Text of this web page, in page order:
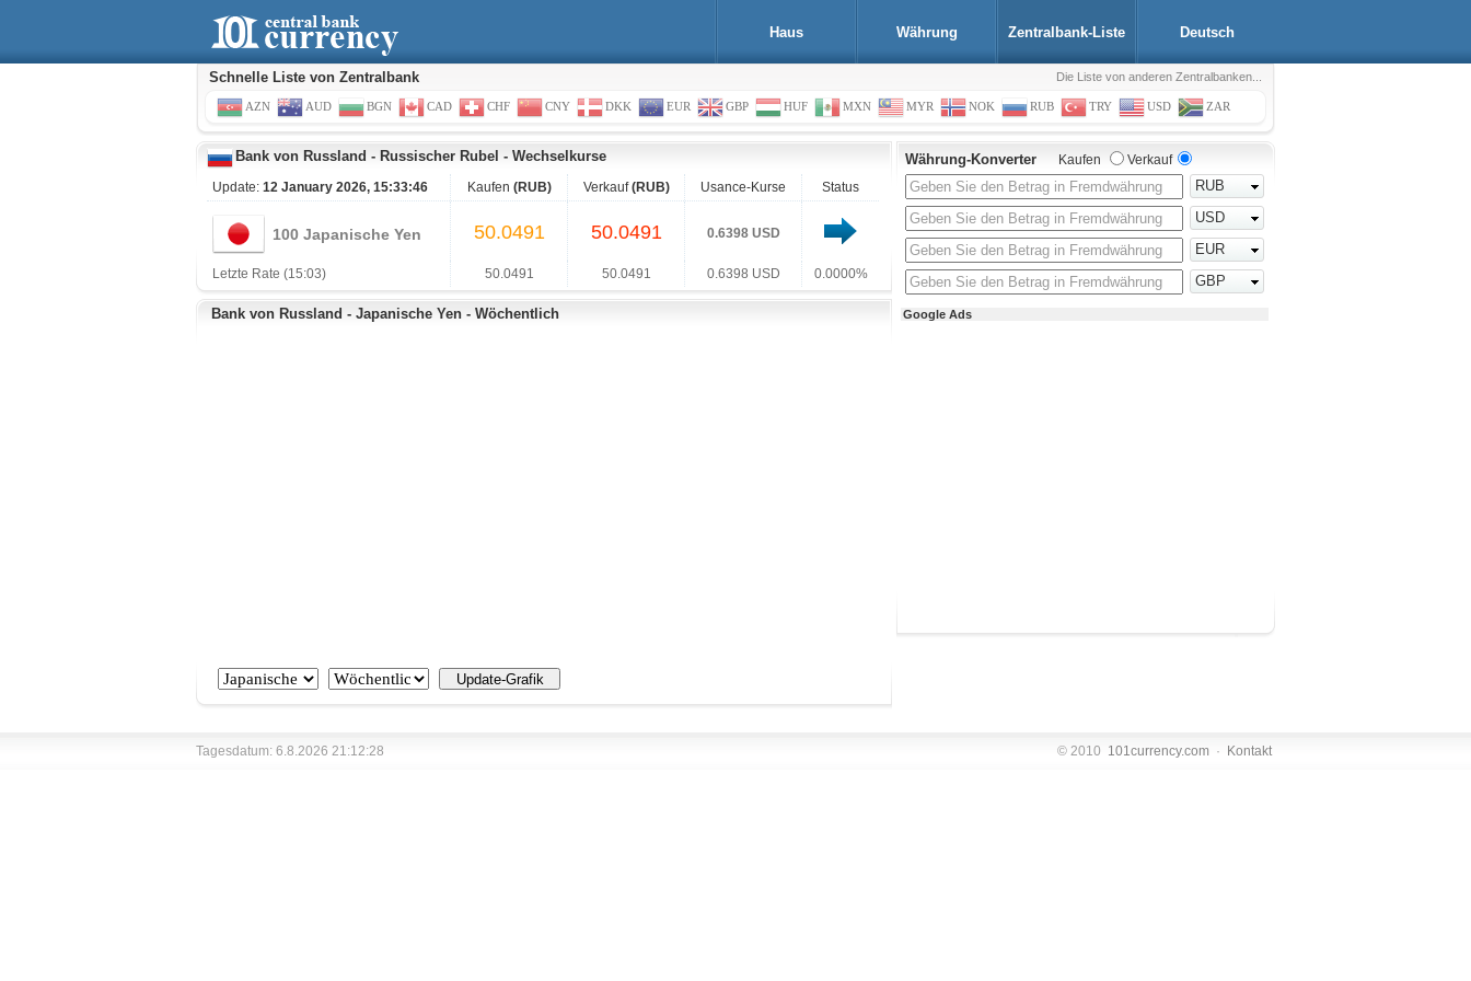
Haus Währung Zentralbank-Liste Deutsch
Schnelle Liste von Zentralbank Die Liste von anderen Zentralbanken...
AZN AUD BGN CAD CHF CNY DKK EUR GBP HUF MXN MYR NOK RUB TRY USD ZAR
Bank von Russland - Russischer Rubel - Wechselkurse
Update: 12 January 2026, 15:33:46 Kaufen (RUB) Verkauf(RUB) Usance-Kurse Status
100 Japanische Yen 50.0491 50.0491 0.6398 USD
Letzte Rate (15:03) 50.0491 50.0491 0.6398 USD 0.0000%
Bank von Russland - Japanische Yen - Wöchentlich
Währung-Konverter Kaufen Verkauf
RUB
USD
EUR
GBP
Google Ads
© 2010 101currency.com · Kontakt
Tagesdatum: 6.8.2026 21:12:28